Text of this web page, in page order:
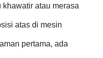
atau merasa
atas di mesin
pertama, ada